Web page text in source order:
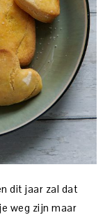
dit jaar zal dat
weg zijn maar